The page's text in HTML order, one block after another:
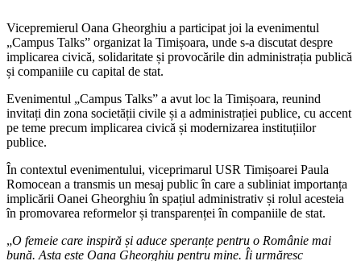
Vicepremierul Oana Gheorghiu a participat joi la evenimentul
„Campus Talks” organizat la Timișoara, unde s-a discutat despre
implicarea civică, solidaritate și provocările din administrația publică
și companiile cu capital de stat.
Evenimentul „Campus Talks” a avut loc la Timișoara, reunind
invitați din zona societății civile și a administrației publice, cu accent
pe teme precum implicarea civică și modernizarea instituțiilor
publice.
În contextul evenimentului, viceprimarul USR Timișoarei Paula
Romocean a transmis un mesaj public în care a subliniat importanța
implicării Oanei Gheorghiu în spațiul administrativ și rolul acesteia
în promovarea reformelor și transparenței în companiile de stat.
„O femeie care inspiră și aduce speranțe pentru o Românie mai
bună. Asta este Oana Gheorghiu pentru mine. Îi urmăresc